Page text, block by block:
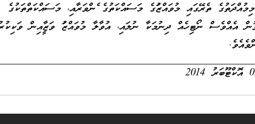
ތެރޭގައި މުވައްޒަފުގެ މަސައްކަތުގެ ފެންވަރާއި، މަސައްކަތްތަކުގެ
އެއްވެސް ނޯޓިހެއް ދިނުމަކާ ނުލައި، އުވާލާ މުވައްޒަފު ވަޒީފާއިން